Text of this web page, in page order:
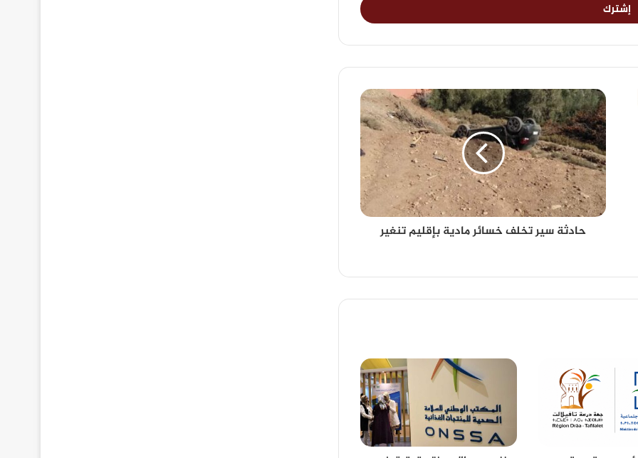
حادثة سير تخلف خسائر مادية بإقليم تنغير